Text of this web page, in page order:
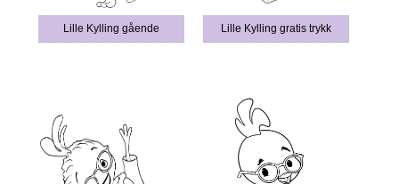
Lille Kylling gående Lille Kylling gratis trykk